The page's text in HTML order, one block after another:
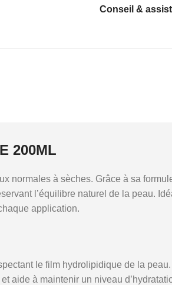
Conseil &
200ML
normales à sèches. Grâce à sa
l’équilibre naturel de la peau.
application.
le film hydrolipidique de la peau.
aide à maintenir un niveau